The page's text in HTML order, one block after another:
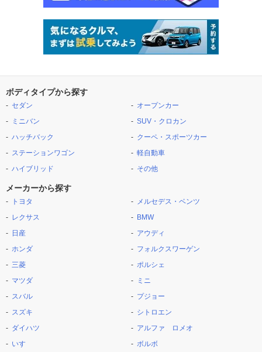
ボディタイプから探す
セダン
ミニバン
ハッチバック
ステーションワゴン
ハイブリッド
オープンカー
SUV・クロカン
クーペ・スポーツカー
軽自動車
その他
メーカーから探す
トヨタ
レクサス
日産
ホンダ
三菱
マツダ
スバル
スズキ
ダイハツ
いすゞ
メルセデス・ベンツ
BMW
アウディ
フォルクスワーゲン
ポルシェ
ミニ
プジョー
シトロエン
アルファ ロメオ
ボルボ